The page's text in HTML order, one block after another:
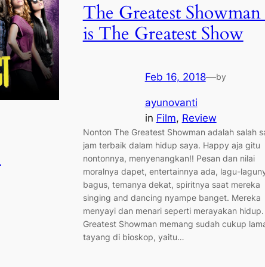
The Greatest
is The Greatest Show
Feb 16, 2018—by
ayunovanti
in Film, Review
Nonton The Greatest Showman adalah salah
jam terbaik dalam hidup saya. Happy aja gitu
nontonnya, menyenangkan!! Pesan dan nilai
moralnya dapet, entertainnya ada, lagu-
bagus, temanya dekat, spiritnya saat mereka
singing and dancing nyampe banget. Mereka
menyayi dan menari seperti merayakan
Greatest Showman memang sudah cukup
tayang di bioskop, yaitu…